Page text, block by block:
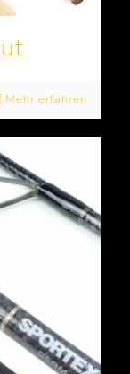
Mehr erfahren